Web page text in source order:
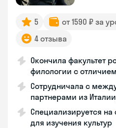
5 от 1590 ₽ за
4 отзыва
Окончила факультет
филологии с отличием
Сотрудничала с
партнерами из
Специализируется
для изучения культур